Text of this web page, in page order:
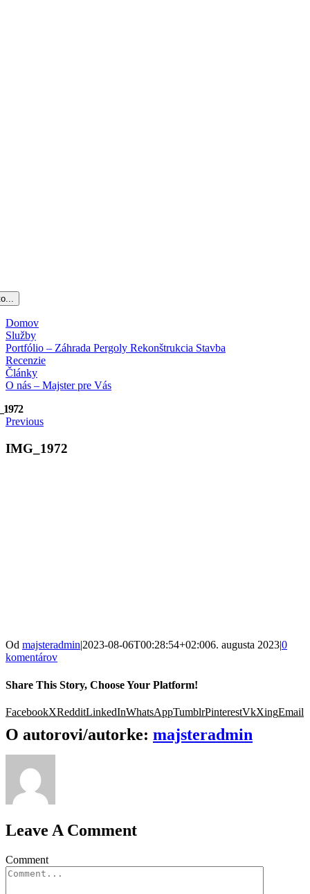
Domov
Služby
Portfólio – Záhrada Pergoly Rekonštrukcia Stavba
Recenzie
Články
O nás – Majster pre Vás
Previous
IMG_1972
Od majsteradmin|2023-08-06T00:28:54+02:006. augusta 2023|0
komentárov
Share This Story, Choose Your Platform!
FacebookXRedditLinkedInWhatsAppTumblrPinterestVkXingEmail
O autorovi/autorke: majsteradmin
Leave A Comment
Comment